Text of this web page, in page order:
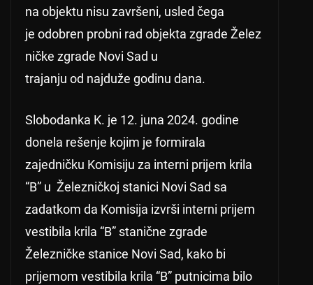
na objektu nisu završeni, usled čega
je odobren probni rad objekta zgrade Želez
ničke zgrade Novi Sad u
trajanju od najduže godinu dana.
Slobodanka K. je 12. juna 2024. godine
donela rešenje kojim je formirala
zajedničku Komisiju za interni prijem krila
“B” u Železničkoj stanici Novi Sad sa
zadatkom da Komisija izvrši interni prijem
vestibila krila “B” stanične zgrade
Železničke stanice Novi Sad, kako bi
prijemom vestibila krila “B” putnicima bilo